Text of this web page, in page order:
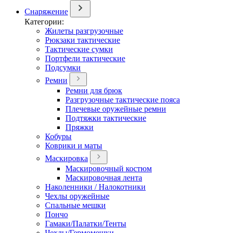
Снаряжение
Категории:
Жилеты разгрузочные
Рюкзаки тактические
Тактические сумки
Портфели тактические
Подсумки
Ремни
Ремни для брюк
Разгрузочные тактические пояса
Плечевые оружейные ремни
Подтяжки тактические
Пряжки
Кобуры
Коврики и маты
Маскировка
Маскировочный костюм
Маскировочная лента
Наколенники / Налокотники
Чехлы оружейные
Спальные мешки
Пончо
Гамаки/Палатки/Тенты